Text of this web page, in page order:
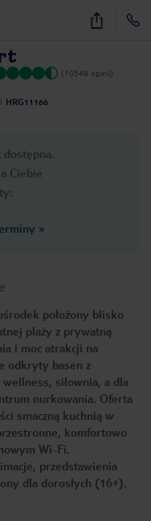
26
(10548 opinii)
HRG11166
Ciebie
»
położony blisko
plaży z prywatną
i moc atrakcji na
odkryty basen z
siłownia, a dla
nurkowania. Oferta
smaczną kuchnią w
komfortowo
Wi-Fi.
przedstawienia
dla dorosłych (16+).